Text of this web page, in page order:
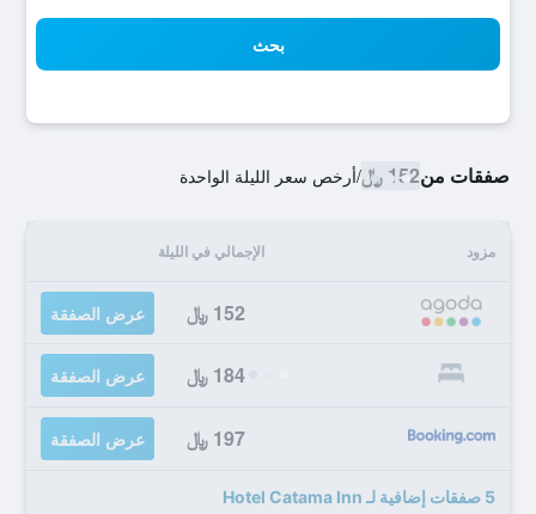
بحث
صفقات من152 ﷼ /أرخص سعر الليلة الواحدة
مزود الإجمالي في الليلة
152 ﷼ عرض الصفقة
184 ﷼ عرض الصفقة
197 ﷼ عرض الصفقة
5 صفقات إضافية لـ Hotel Catama Inn